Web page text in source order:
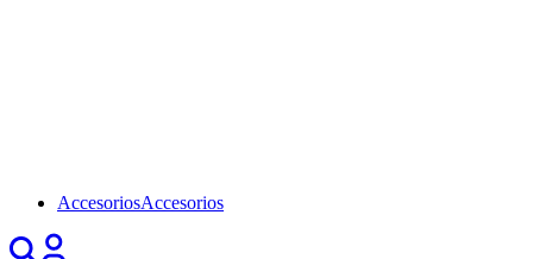
AccesoriosAccesorios